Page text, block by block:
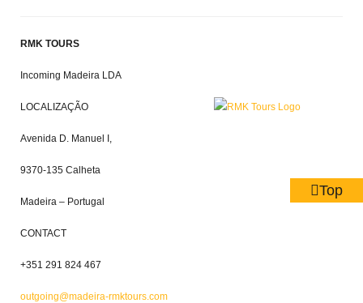
RMK TOURS
Incoming Madeira LDA
LOCALIZAÇÃO
Avenida D. Manuel I,
9370-135 Calheta
Madeira – Portugal
CONTACT
+351 291 824 467
outgoing@madeira-rmktours.com
Top